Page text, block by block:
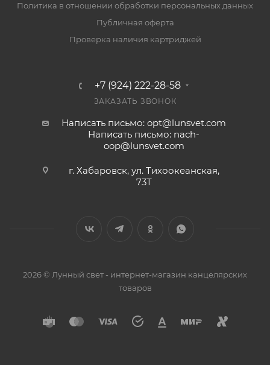
Политика в отношении обработки персональных данных
Публичная оферта
Проверка наличия картриджей
+7 (924) 222-28-58
ЗАКАЗАТЬ ЗВОНОК
Написать письмо: opt@lunsvet.com
Написать письмо: nach-
oop@lunsvet.com
г. Хабаровск, ул. Тихоокеанская,
73Т
2026 © Лунный свет - интернет-магазин канцелярских
товаров